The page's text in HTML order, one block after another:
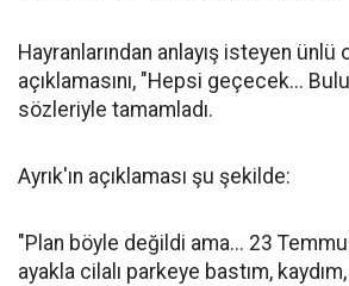
Hayranlarından anlayış isteyen ünlü
açıklamasını, "Hepsi geçecek...
sözleriyle tamamladı.
Ayrık'ın açıklaması şu şekilde:
"Plan böyle değildi ama... 23
ayakla cilalı parkeye bastım,